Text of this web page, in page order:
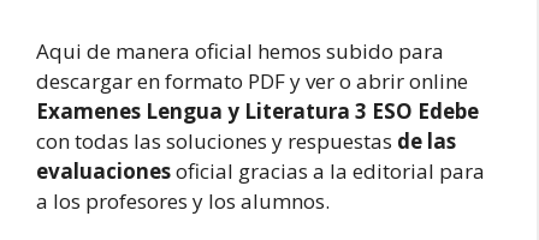
Aqui de manera oficial hemos subido para
descargar en formato PDF y ver o abrir online
Examenes Lengua y Literatura 3 ESO Edebe
con todas las soluciones y respuestas de las
evaluacionesoficial gracias a la editorial para
a los profesores y los alumnos.